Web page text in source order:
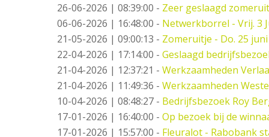
26-06-2026 | 08:39:00 - Zeer geslaagd
06-06-2026 | 16:48:00 - Netwerkborrel - Vrij. 3
21-05-2026 | 09:00:13 - Zomeruitje - Do. 25 juni
22-04-2026 | 17:14:00 - Geslaagd
21-04-2026 | 12:37:21 - Werkzaamheden
21-04-2026 | 11:49:36 - Werkzaamheden
10-04-2026 | 08:48:27 - Bedrijfsbezoek Roy
17-01-2026 | 16:40:00 - Op bezoek bij de
17-01-2026 | 15:57:00 - Fleuralot - Rabobank